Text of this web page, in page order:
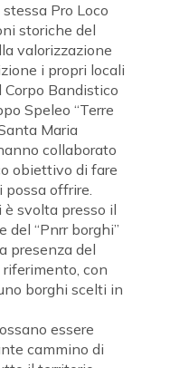
Pro Loco
storiche del
valorizzazione
i propri locali
Corpo Bandistico
Speleo “Terre
Maria
collaborato
obiettivo di fare
possa offrire.
svolta presso il
del “Pnrr borghi”
presenza del
con
borghi scelti in
essere
cammino di